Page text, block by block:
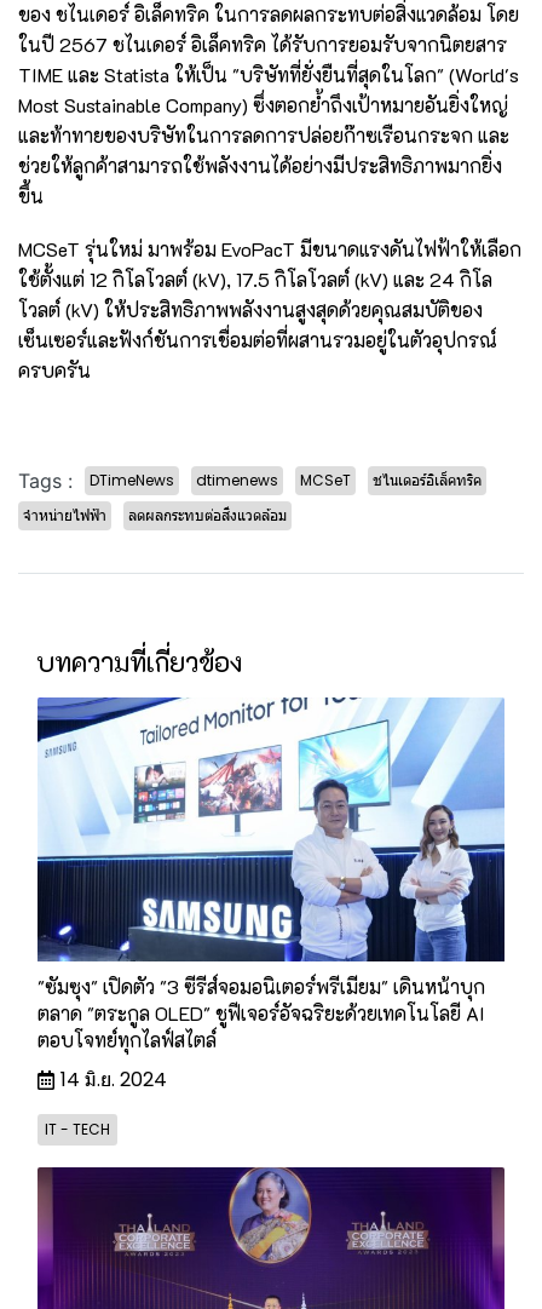
ของ ชไนเดอร์ อิเล็คทริค ในการลดผลกระทบต่อสิ่งแวดล้อม โดย
ในปี 2567 ชไนเดอร์ อิเล็คทริค ได้รับการยอมรับจากนิตยสาร
TIME และ Statista ให้เป็น "บริษัทที่ยั่งยืนที่สุดในโลก" (World's
Most Sustainable Company) ซึ่งตอกย้ำถึงเป้าหมายอันยิ่งใหญ่
และท้าทายของบริษัทในการลดการปล่อยก๊าซเรือนกระจก และ
ช่วยให้ลูกค้าสามารถใช้พลังงานได้อย่างมีประสิทธิภาพมากยิ่ง
ขึ้น
MCSeT รุ่นใหม่ มาพร้อม EvoPacT มีขนาดแรงดันไฟฟ้าให้เลือก
ใช้ตั้งแต่ 12 กิโลโวลต์ (kV), 17.5 กิโลโวลต์ (kV) และ 24 กิโล
โวลต์ (kV) ให้ประสิทธิภาพพลังงานสูงสุดด้วยคุณสมบัติของ
เซ็นเซอร์และฟังก์ชันการเชื่อมต่อที่ผสานรวมอยู่ในตัวอุปกรณ์
ครบครัน
Tags : DTimeNews dtimenews MCSeT
ชไนเดอร์อิเล็คทริค
จำหน่ายไฟฟ้า
ลดผลกระทบต่อสิ่งแวดล้อม
บทความที่เกี่ยวข้อง
"ซัมซุง" เปิดตัว "3 ซีรีส์จอมอนิเตอร์พรีเมียม" เดินหน้าบุก
ตลาด "ตระกูล OLED" ชูฟีเจอร์อัจฉริยะด้วยเทคโนโลยี AI
ตอบโจทย์ทุกไลฟ์สไตล์
14 มิ.ย. 2024
IT - TECH